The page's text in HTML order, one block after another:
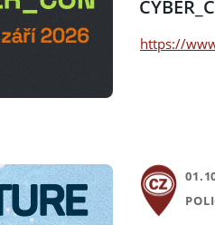
https://